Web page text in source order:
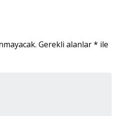
Gerekli alanlar* ile